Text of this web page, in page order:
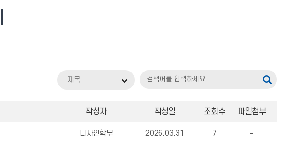
제목
작성자 작성일 조회수 파일첨부
디자인학부 2026.03.31 7